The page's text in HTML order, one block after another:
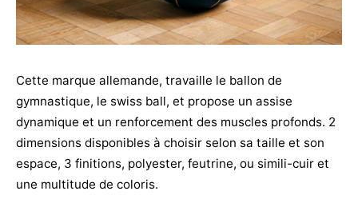
Cette marque allemande, travaille le ballon de
gymnastique, le swiss ball, et propose un assise
dynamique et un renforcement des muscles profonds. 2
dimensions disponibles à choisir selon sa taille et son
espace, 3 finitions, polyester, feutrine, ou simili-cuir et
une multitude de coloris.